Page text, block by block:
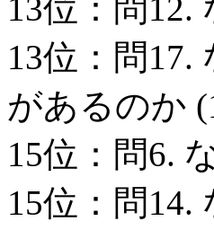
13位：問12.
13位：問17.
があるのか
15位：問6.
15位：問